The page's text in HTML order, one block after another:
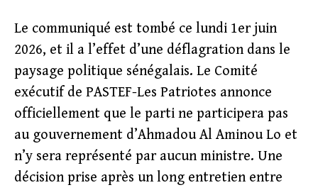
Le communiqué est tombé ce lundi 1er juin
2026, et il a l’effet d’une déflagration dans le
paysage politique sénégalais. Le Comité
exécutif de PASTEF-Les Patriotes annonce
officiellement que le parti ne participera pas
au gouvernement d’Ahmadou Al Aminou Lo et
n’y sera représenté par aucun ministre. Une
décision prise après un long entretien entre